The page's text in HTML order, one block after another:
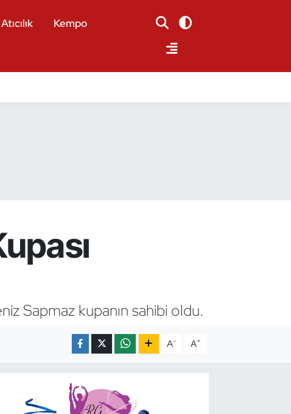
Atıcılık
Kempo
Sapmaz kupanın sahibi oldu.
A- A+